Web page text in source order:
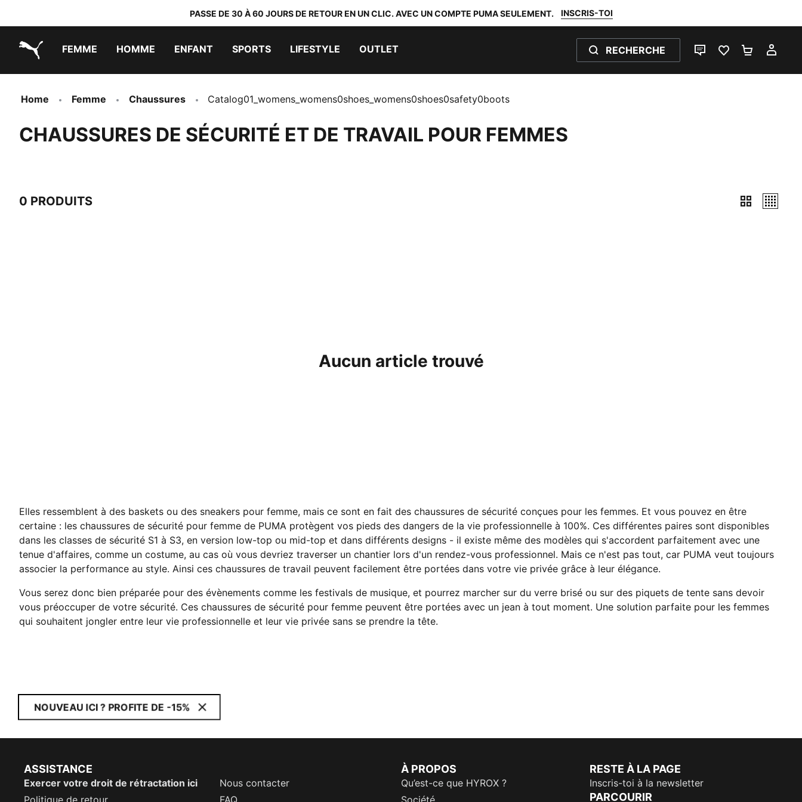
PASSE DE 30 À 60 JOURS DE RETOUR EN UN CLIC. AVEC UN COMPTE PUMA SEULEMENT. INSCRIS-TOI
FEMME HOMME ENFANT SPORTS LIFESTYLE OUTLET RECHERCHE
LIVE CHATFAVORIS 0PANIER 0
Home Femme Chaussures Catalog01_womens_womens0shoes_womens0shoes0safety0boots
CHAUSSURES DE SÉCURITÉ ET DE TRAVAIL POUR FEMMES
0 PRODUITS
Aucun article trouvé
Elles ressemblent à des baskets ou des sneakers pour femme, mais ce sont en fait des chaussures de sécurité conçues pour les femmes. Et vous pouvez en être
certaine : les chaussures de sécurité pour femme de PUMA protègent vos pieds des dangers de la vie professionnelle à 100%. Ces différentes paires sont disponibles
dans les classes de sécurité S1 à S3, en version low-top ou mid-top et dans différents designs - il existe même des modèles qui s'accordent parfaitement avec une
tenue d'affaires, comme un costume, au cas où vous devriez traverser un chantier lors d'un rendez-vous professionnel. Mais ce n'est pas tout, car PUMA veut toujours
associer la performance au style. Ainsi ces chaussures de travail peuvent facilement être portées dans votre vie privée grâce à leur élégance.
Vous serez donc bien préparée pour des évènements comme les festivals de musique, et pourrez marcher sur du verre brisé ou sur des piquets de tente sans devoir
vous préoccuper de votre sécurité. Ces chaussures de sécurité pour femme peuvent être portées avec un jean à tout moment. Une solution parfaite pour les femmes
qui souhaitent jongler entre leur vie professionnelle et leur vie privée sans se prendre la tête.
NOUVEAU ICI ? PROFITE DE -15%
ASSISTANCE
Exercer votre droit de rétractation ici
Nous contacter
Politique de retour
FAQ
À PROPOS
Qu’est-ce que HYROX ?
Société
RESTE À LA PAGE
Inscris-toi à la newsletter
PARCOURIR